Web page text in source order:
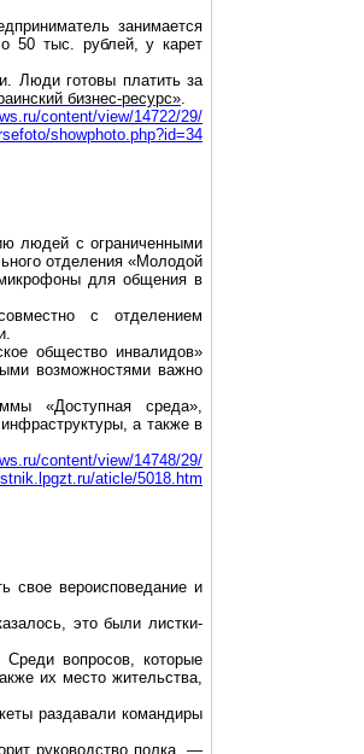
занимается
50 тыс. рублей, у карет
Люди готовы платить за
бизнес-ресурс».
content/view/14722/29/
showphoto.php?id=34
людей с ограниченными
отделения «Молодой
для общения в
с отделением
общество инвалидов»
возможностями важно
«Доступная среда»,
а также в
content/view/14748/29/
aticle/5018.htm
свое вероисповедание и
это были листки-
Среди вопросов, которые
их место жительства,
раздавали командиры
руководство полка, —